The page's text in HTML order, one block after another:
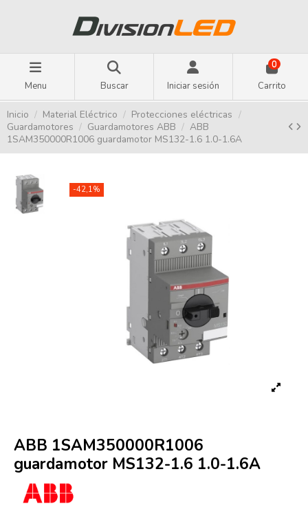
Menu Buscar Iniciar sesión
0
Carrito
Inicio Material Eléctrico
Protecciones eléctricas
Guardamotores
Guardamotores ABB
ABB
1SAM350000R1006 guardamotor MS132-1.6 1.0-1.6A
-42,1%
ABB 1SAM350000R1006
guardamotor MS132-1.6 1.0-1.6A